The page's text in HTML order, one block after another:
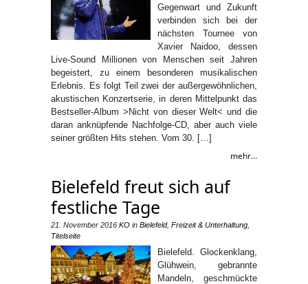
Gegenwart und Zukunft
verbinden sich bei der
nächsten Tournee von
Xavier Naidoo, dessen
Live-Sound Millionen von Menschen seit Jahren
begeistert, zu einem besonderen musikalischen
Erlebnis. Es folgt Teil zwei der außergewöhnlichen,
akustischen Konzertserie, in deren Mittelpunkt das
Bestseller-Album >Nicht von dieser Welt< und die
daran anknüpfende Nachfolge-CD, aber auch viele
seiner größten Hits stehen. Vom 30. […]
mehr...
Bielefeld freut sich auf
festliche Tage
21. November 2016 KO in Bielefeld, Freizeit & Unterhaltung
Titelseite
Bielefeld. Glockenklang,
Glühwein, gebrannte
Mandeln, geschmückte